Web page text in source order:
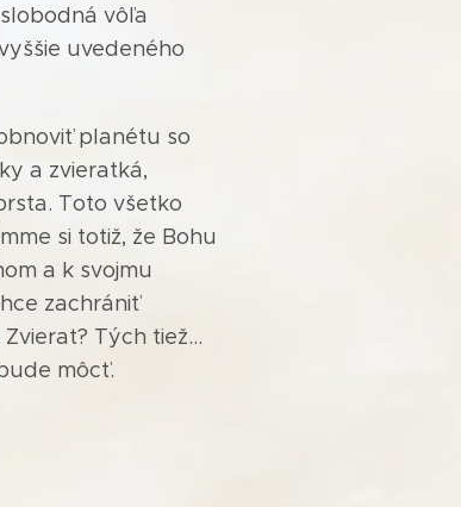
vôľa
uvedeného
planétu so
a zvieratká,
Toto všetko
si totiž, že Bohu
a k svojmu
zachrániť
Tých tiež...
môcť.